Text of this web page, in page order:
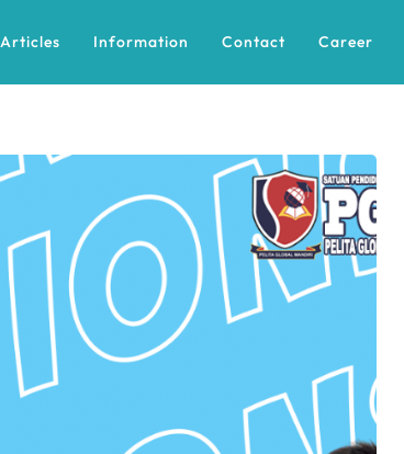
Articles Information Contact Career